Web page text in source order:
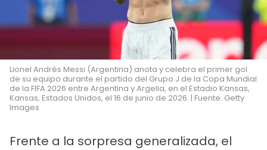
Lionel Andrés Messi (Argentina) anota y celebra el primer gol
de su equipo durante el partido del Grupo J de la Copa Mundial
de la FIFA 2026 entre Argentina y Argelia, en el Estadio Kansas,
Kansas, Estados Unidos, el 16 de junio de 2026. | Fuente: Getty
Images
Frente a la sorpresa generalizada, el